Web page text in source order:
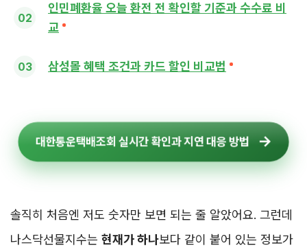
인민폐환율 오늘 환전 전 확인할 기준과 수수료 비
교
삼성몰 혜택 조건과 카드 할인 비교법
대한통운택배조회 실시간 확인과 지연 대응 방법
솔직히 처음엔 저도 숫자만 보면 되는 줄 알았어요. 그런데
나스닥선물지수는 현재가 하나보다 같이 붙어 있는 정보가